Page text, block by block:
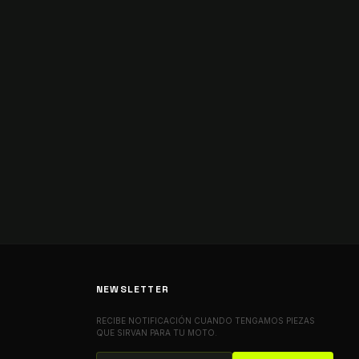
NEWSLETTER
RECIBE NOTIFICACIÓN CUANDO TENGAMOS PIEZAS
QUE SIRVAN PARA TU MOTO.